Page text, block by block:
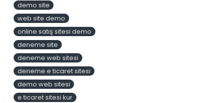
demo site
web site demo
online satış sitesi demo
deneme site
deneme web sitesi
deneme e ticaret sitesi
demo web sitesi
e ticaret sitesi kur